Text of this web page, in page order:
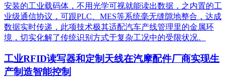
安装的工业载码体，不用光学可视就能读出数据，之内置的工
业级通信协议，可跟PLC、MES等系统毫无缝隙地整合，达成
数据实时传递，此项技术极其适配汽车产线管理里的金属环
境，切实化解了传统识别方式于复杂工况中的受限状况。
工业RFID读写器和定制天线在汽摩配件厂商实现生
产制造智能控制